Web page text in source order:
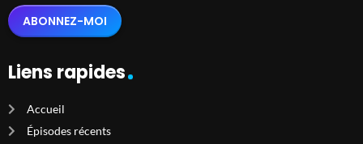
ABONNEZ-MOI
Liens rapides
Accueil
Épisodes récents